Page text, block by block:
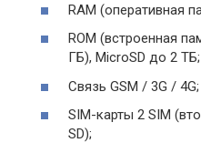
RAM (оперативная
ROM (встроенная
ГБ), MicroSD до 2 ТБ;
Связь GSM / 3G / 4G;
SIM-карты 2 SIM
SD);